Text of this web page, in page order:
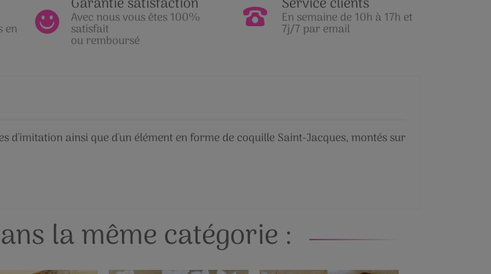
en
Avec nous vous êtes 100%
satisfait
ou remboursé
En semaine de 10h à 17h et
7j/7 par email
d'imitation ainsi que d'un élément en forme de coquille Saint-Jacques, montés sur
la même catégorie :